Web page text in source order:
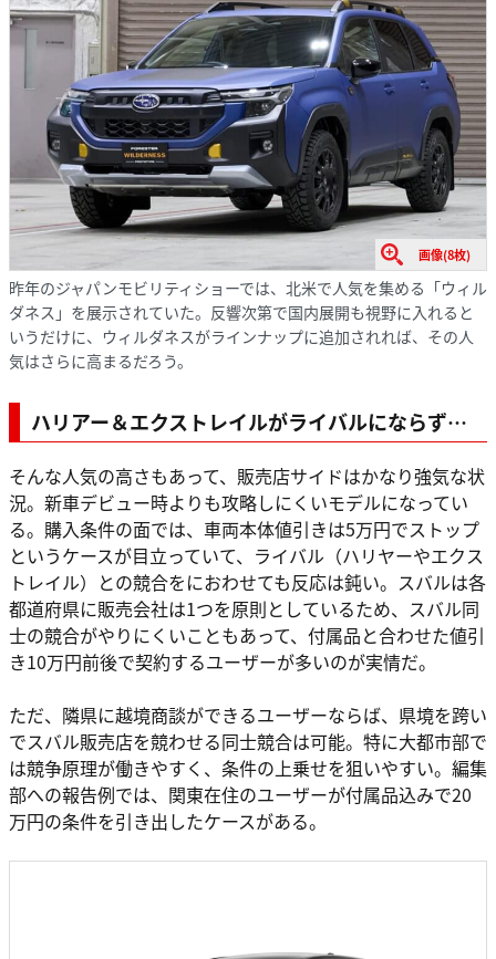
画像(8枚)
昨年のジャパンモビリティショーでは、北米で人気を集める「ウィル
ダネス」を展示されていた。反響次第で国内展開も視野に入れると
いうだけに、ウィルダネスがラインナップに追加されれば、その人
気はさらに高まるだろう。
ハリアー＆エクストレイルがライバルにならず…
そんな人気の高さもあって、販売店サイドはかなり強気な状
況。新車デビュー時よりも攻略しにくいモデルになってい
る。購入条件の面では、車両本体値引きは5万円でストップ
というケースが目立っていて、ライバル（ハリヤーやエクス
トレイル）との競合をにおわせても反応は鈍い。スバルは各
都道府県に販売会社は1つを原則としているため、スバル同
士の競合がやりにくいこともあって、付属品と合わせた値引
き10万円前後で契約するユーザーが多いのが実情だ。
ただ、隣県に越境商談ができるユーザーならば、県境を跨い
でスバル販売店を競わせる同士競合は可能。特に大都市部で
は競争原理が働きやすく、条件の上乗せを狙いやすい。編集
部への報告例では、関東在住のユーザーが付属品込みで20
万円の条件を引き出したケースがある。